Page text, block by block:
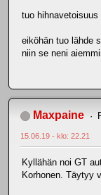
tuo
eiköhän tuo lähde
niin se neni
Maxpaine
15.06.19 - klo: 22.21
Kyllähän noi GT
Korhonen. Täytyy